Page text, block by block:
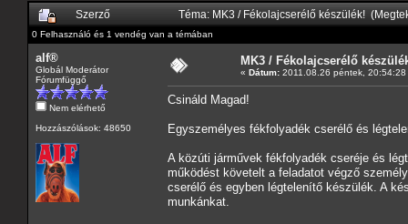
Szerző
Téma: MK3 / Fékolajcserélő készülék!
0 Felhasználó és 1 vendég van a témában
alf®
Globál Moderátor
Fórumfüggő
Nem elérhető
Hozzászólások: 48650
MK3 / Fékolajcserélő
« Dátum: 2011.08.26 péntek, 20:54:28
Csináld Magad!
Egyszemélyes fékfolyadék cserélő és
A közúti járművek fékfolyadék cseréje és
működést követelt a feladatot végző
cserélő és egyben légtelenítő készülék. A
munkánkat.